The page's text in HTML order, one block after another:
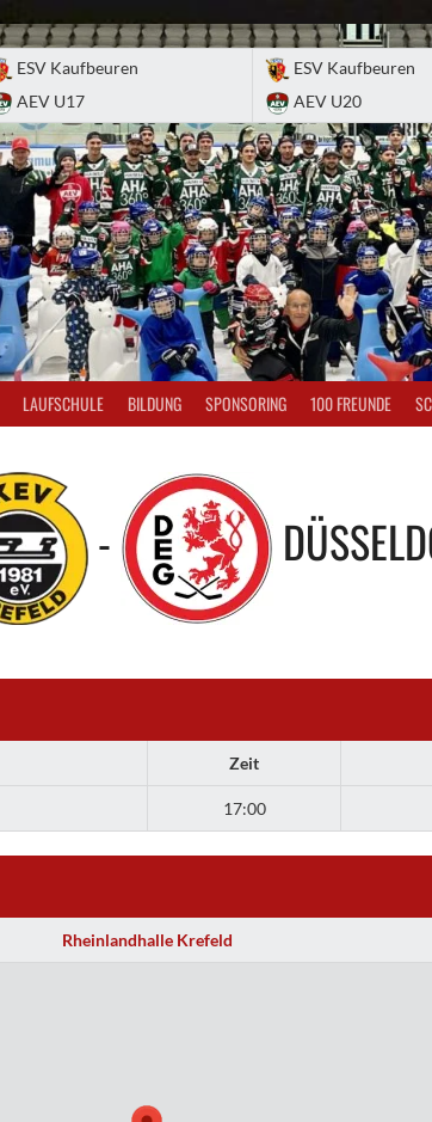
ESV Kaufbeuren
AEV U17
ESV Kaufbeuren
AEV U20
LAUFSCHULE BILDUNG SPONSORING 100 FREUNDE
-
Zeit
17:00
Rheinlandhalle Krefeld